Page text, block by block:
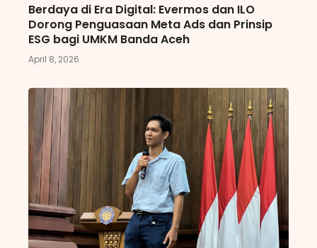
Berdaya di Era Digital: Evermos dan ILO
Dorong Penguasaan Meta Ads dan Prinsip
ESG bagi UMKM Banda Aceh
April 8, 2026